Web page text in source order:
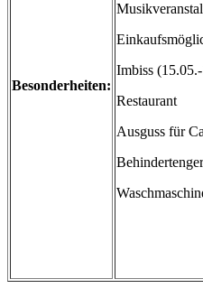
Besonderheiten:
Imbiss
Restaurant
Ausguss für